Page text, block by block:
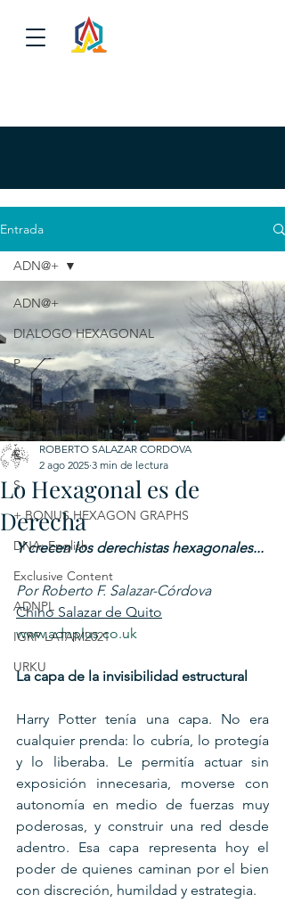
Entrada
ADN@+
DIALOGO HEXAGONAL
P
A
C
E
S
+ BONUS HEXAGON GRAPHS
DNA: English
Exclusive Content
ADNPL
IGRP LATAM2021
URKU
ADN@+
Lo Hexagonal es de
Derecha
ROBERTO SALAZAR CORDOVA
2 ago 2025 3 min de lectura
Y crecen los derechistas hexagonales...
Por Roberto F. Salazar-Córdova
Chino Salazar de Quito
www.adnplus.co.uk
La capa de la invisibilidad estructural
Harry Potter tenía una capa. No era
cualquier prenda: lo cubría, lo protegía
y lo liberaba. Le permitía actuar sin
exposición innecesaria, moverse con
autonomía en medio de fuerzas muy
poderosas, y construir una red desde
adentro. Esa capa representa hoy el
poder de quienes caminan por el bien
con discreción, humildad y estrategia.